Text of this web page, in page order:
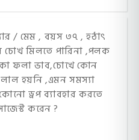
/ মেম , বয়স ৩৭ , হঠাৎ
মিলতে পারিনা ,পলক
ফলা ভাব,চোখে কোন
হয়নি ,এমন সমস্যা
ড্রপ ব্যাবহার করতে
করেন ?